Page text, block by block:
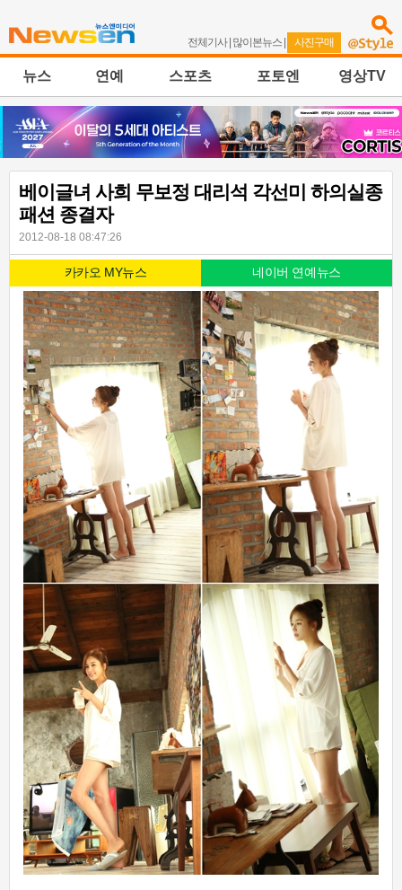
전체기사| 많이본뉴스 | 사진구매
뉴스 연예 스포츠 포토엔 영상TV
베이글녀 사희 무보정 대리석 각선미 하의실종
패션 종결자
2012-08-18 08:47:26
카카오 MY뉴스 네이버 연예뉴스